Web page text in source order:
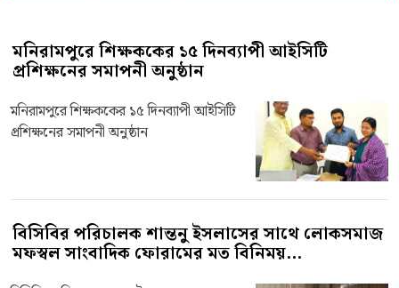
মনিরামপুরে শিক্ষককের ১৫ দিনব্যাপী আইসিটি
প্রশিক্ষনের সমাপনী অনুষ্ঠান
মনিরামপুরে শিক্ষককের ১৫ দিনব্যাপী আইসিটি
প্রশিক্ষনের সমাপনী অনুষ্ঠান
বিসিবির পরিচালক শান্তনু ইসলাসের সাথে লোকসমাজ
মফস্বল সাংবাদিক ফোরামের মত বিনিময়...